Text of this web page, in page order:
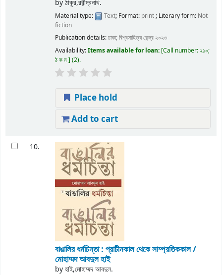
byঠাকুর,রবীন্দ্রনাথ.
Material type: Text; Format: print; Literary form: Not
fiction
Publication details:ঢাকা;বিশ্বসাহিত্য কেন্দ্র ২০২৩
Availability:Items available for loan: Call number:২১০;
ঠ ক ম (2).
Place hold
Add to cart
10.
বাঙালির ধর্মচিন্তা : প্রাচীনকাল থেকে সাম্প্রতিককাল /
মোহাম্মদ আবদুল হাই
byহাই,মোহাম্মদ আবদুল.